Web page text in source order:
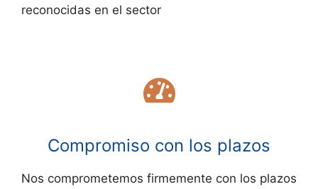
reconocidas en el sector
Compromiso con los plazos
Nos comprometemos firmemente con los plazos